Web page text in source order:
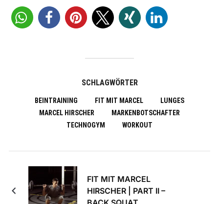
SCHLAGWÖRTER
BEINTRAINING FIT MIT MARCEL
LUNGES
MARCEL HIRSCHER
MARKENBOTSCHAFTER
TECHNOGYM
WORKOUT
FIT MIT MARCEL
HIRSCHER | PART II –